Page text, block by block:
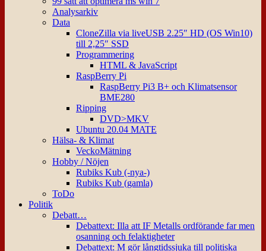
Analysarkiv
Data
CloneZilla via liveUSB 2.25″ HD (OS Win10)
till 2,25″ SSD
Programmering
HTML & JavaScript
RaspBerry Pi
RaspBerry Pi3 B+ och Klimatsensor
BME280
Ripping
DVD>MKV
Ubuntu 20.04 MATE
Hälsa- & Klimat
VeckoMätning
Hobby / Nöjen
Rubiks Kub (-nya-)
Rubiks Kub (gamla)
ToDo
Politik
Debatt…
Debattext: Illa att IF Metalls ordförande far men
osanning och felaktigheter
Debattext: M gör långtidssjuka till politiska